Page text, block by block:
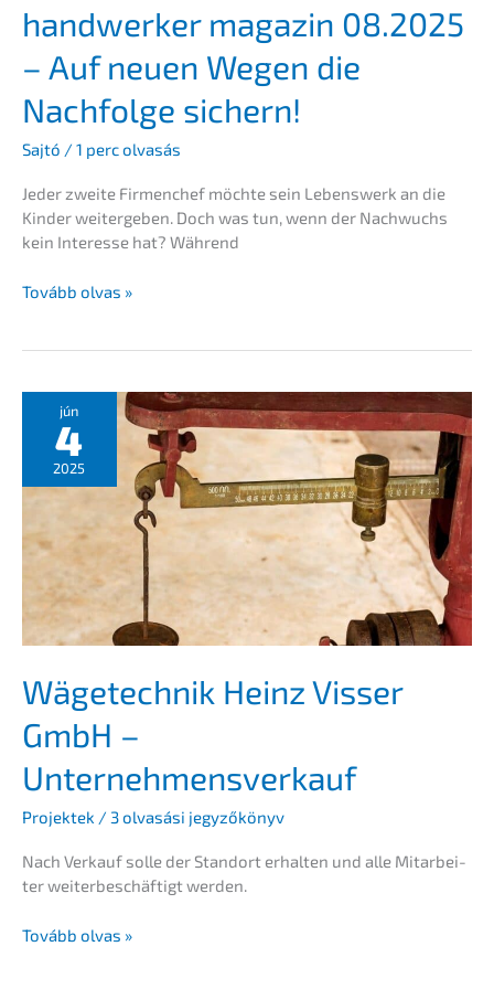
handwer­ker magazin 08.2025
– Auf neuen Wegen die
Nachfol­ge sichern!
Sajtó / 1 perc olvasás
Jeder zweite Firmen­chef möchte sein Lebens­werk an die
Kinder weiter­ge­ben. Doch was tun, wenn der Nachwuchs
kein Inter­es­se hat? Während
handwer­
–
neuen
Wegen
die
Nachfol­
ge
sichern!
Tovább olvas »
jún
4
2025
Wägetech­nik Heinz Visser
GmbH –
Unternehmensverkauf
Projek­tek / 3 olvasá­si jegyzőkönyv
Nach Verkauf solle der Stand­ort erhal­ten und alle Mitar­bei­
ter weiter­be­schäf­tigt werden.
Wägetech­
Tovább olvas »